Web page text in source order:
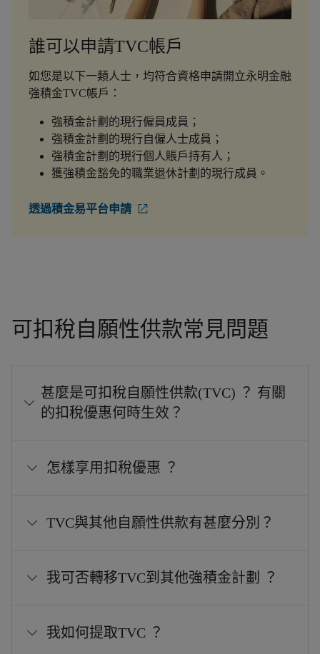
誰可以申請TVC帳戶
如您是以下一類人士，均符合資格申請開立永明金融
強積金TVC帳戶：
強積金計劃的現行僱員成員；
強積金計劃的現行自僱人士成員；
強積金計劃的現行個人賬戶持有人；
獲強積金豁免的職業退休計劃的現行成員。
透過積金易平台申請
可扣稅自願性供款常見問題
甚麼是可扣稅自願性供款(TVC) ？ 有關
的扣稅優惠何時生效？
怎樣享用扣稅優惠 ？
TVC與其他自願性供款有甚麼分別？
我可否轉移TVC到其他強積金計劃 ？
我如何提取TVC ？